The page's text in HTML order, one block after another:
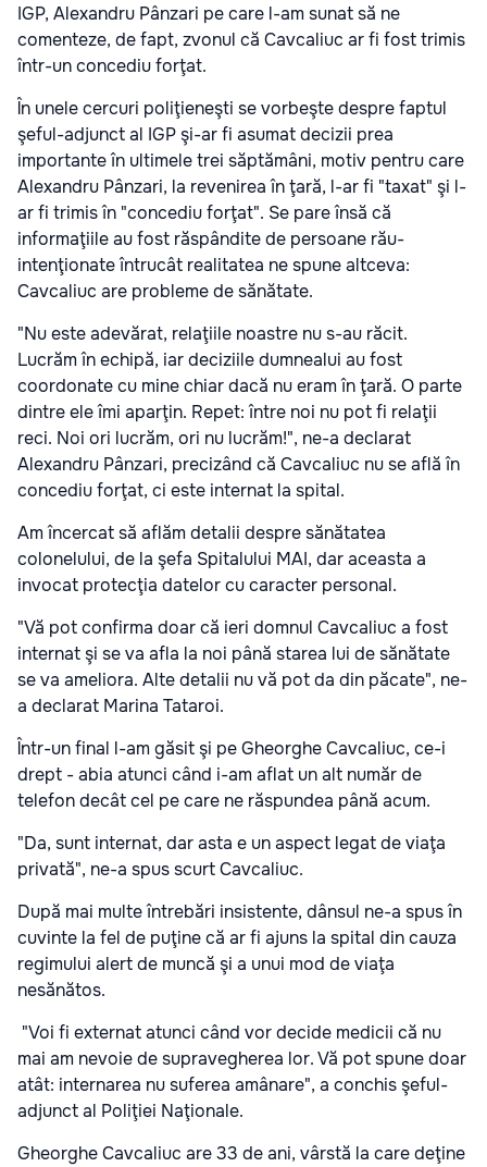
IGP, Alexandru Pânzari pe care l-am sunat să ne
comenteze, de fapt, zvonul că Cavcaliuc ar fi fost trimis
într-un concediu forţat.
În unele cercuri poliţieneşti se vorbeşte despre faptul
şeful-adjunct al IGP şi-ar fi asumat decizii prea
importante în ultimele trei săptămâni, motiv pentru care
Alexandru Pânzari, la revenirea în ţară, l-ar fi "taxat" şi l-
ar fi trimis în "concediu forţat". Se pare însă că
informaţiile au fost răspândite de persoane rău-
intenţionate întrucât realitatea ne spune altceva:
Cavcaliuc are probleme de sănătate.
"Nu este adevărat, relaţiile noastre nu s-au răcit.
Lucrăm în echipă, iar deciziile dumnealui au fost
coordonate cu mine chiar dacă nu eram în ţară. O parte
dintre ele îmi aparţin. Repet: între noi nu pot fi relaţii
reci. Noi ori lucrăm, ori nu lucrăm!", ne-a declarat
Alexandru Pânzari, precizând că Cavcaliuc nu se află în
concediu forţat, ci este internat la spital.
Am încercat să aflăm detalii despre sănătatea
colonelului, de la şefa Spitalului MAI, dar aceasta a
invocat protecţia datelor cu caracter personal.
"Vă pot confirma doar că ieri domnul Cavcaliuc a fost
internat şi se va afla la noi până starea lui de sănătate
se va ameliora. Alte detalii nu vă pot da din păcate", ne-
a declarat Marina Tataroi.
Într-un final l-am găsit şi pe Gheorghe Cavcaliuc, ce-i
drept - abia atunci când i-am aflat un alt număr de
telefon decât cel pe care ne răspundea până acum.
"Da, sunt internat, dar asta e un aspect legat de viaţa
privată", ne-a spus scurt Cavcaliuc.
După mai multe întrebări insistente, dânsul ne-a spus în
cuvinte la fel de puţine că ar fi ajuns la spital din cauza
regimului alert de muncă şi a unui mod de viaţa
nesănătos.
"Voi fi externat atunci când vor decide medicii că nu
mai am nevoie de supravegherea lor. Vă pot spune doar
atât: internarea nu suferea amânare", a conchis şeful-
adjunct al Poliţiei Naţionale.
Gheorghe Cavcaliuc are 33 de ani, vârstă la care deţine